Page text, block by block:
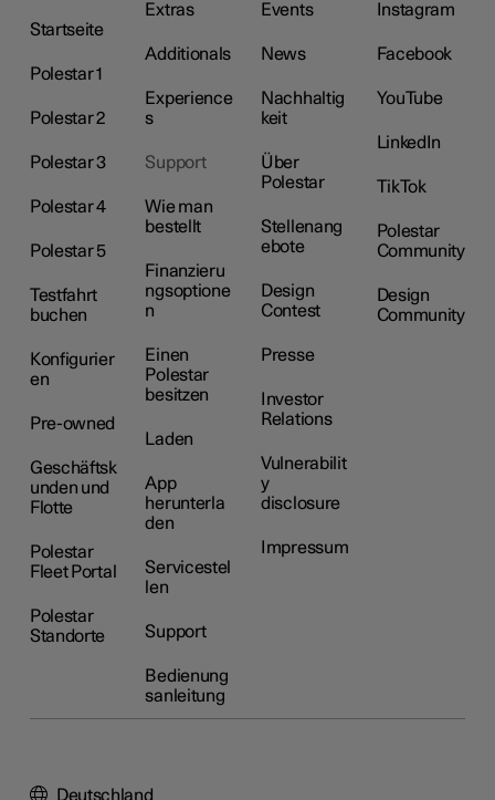
Startseite
Polestar 1
Polestar 2
Polestar 3
Polestar 4
Polestar 5
Testfahrt
buchen
Konfigurier
en
Pre-owned
Geschäftsk
unden und
Flotte
Polestar
Fleet Portal
Polestar
Standorte
Extras
Additionals
Experience
s
Support
Wie man
bestellt
Finanzieru
ngsoptione
n
Einen
Polestar
besitzen
Laden
App
herunterla
den
Servicestel
len
Support
Bedienung
sanleitung
Events
News
Nachhaltig
keit
Über
Polestar
Stellenang
ebote
Design
Contest
Presse
Investor
Relations
Vulnerabilit
y
disclosure
Impressum
Instagram
Facebook
YouTube
LinkedIn
TikTok
Polestar
Community
Design
Community
Deutschland